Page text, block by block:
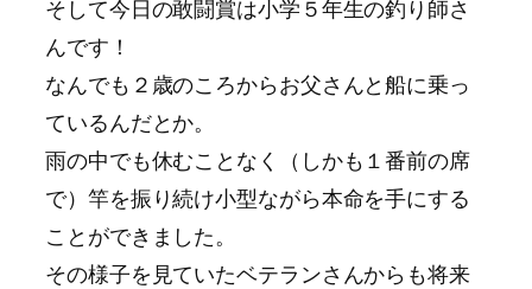
そして今日の敢闘賞は小学５年生の釣り師さ
んです！
なんでも２歳のころからお父さんと船に乗っ
ているんだとか。
雨の中でも休むことなく（しかも１番前の席
で）竿を振り続け小型ながら本命を手にする
ことができました。
その様子を見ていたベテランさんからも将来